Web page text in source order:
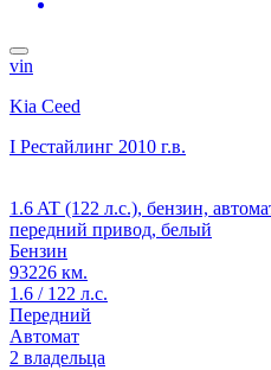
vin
Kia Ceed
I Рестайлинг 2010 г.в.
1.6 AT (122 л.с.), бензин,
передний привод, белый
Бензин
93226 км.
1.6 / 122 л.с.
Передний
Автомат
2 владельца